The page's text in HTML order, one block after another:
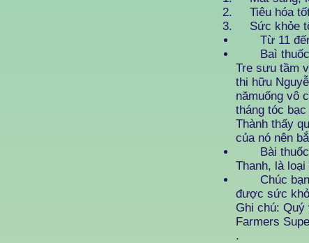
Tiêu hóa
Sức khỏe
Từ 11 đến
Baì thuốc
Tre sưu tầm
thi hữu
nămuống vô
tháng tóc
Thành thấy
của nó nên
Bài thuốc
Thanh, là
Chúc bạn
được sức
Ghi chú: Quý
Farmers
.